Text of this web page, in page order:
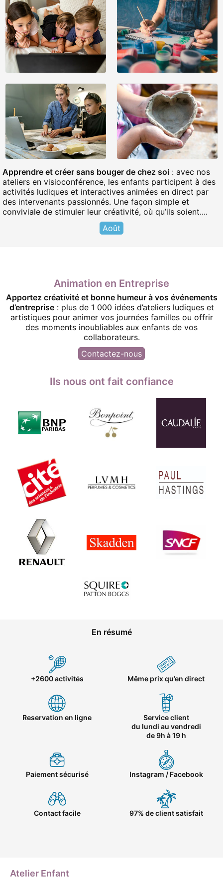
Apprendre et créer sans bouger de chez soi : avec nos
ateliers en visioconférence, les enfants participent à des
activités ludiques et interactives animées en direct par
des intervenants passionnés. Une façon simple et
conviviale de stimuler leur créativité, où qu’ils soient....
Août
Animation en Entreprise
Apportez créativité et bonne humeur à vos événements
d’entreprise: plus de 1 000 idées d’ateliers ludiques et
artistiques pour animer vos journées familles ou offrir
des moments inoubliables aux enfants de vos
collaborateurs.
Contactez-nous
Ils nous ont fait confiance
En résumé
+2600 activités Même prix qu’en direct
Reservation en ligne
Service client
du lundi au vendredi
de 9h à 19 h
Paiement sécurisé Instagram / Facebook
Contact facile 97% de client satisfait
Atelier Enfant